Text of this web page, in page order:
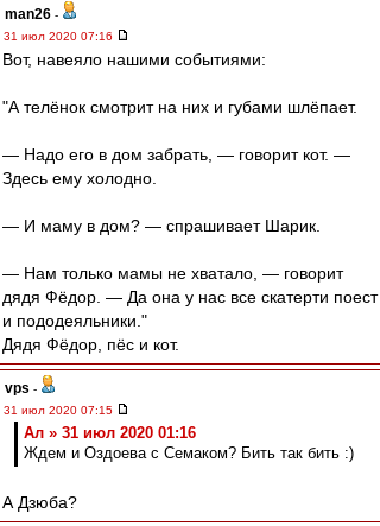
man26 -
31 июл 2020 07:16
Вот, навеяло нашими событиями:
"А телёнок смотрит на них и губами шлёпает.
— Надо его в дом забрать, — говорит кот. —
Здесь ему холодно.
— И маму в дом? — спрашивает Шарик.
— Нам только мамы не хватало, — говорит
дядя Фёдор. — Да она у нас все скатерти поест
и пододеяльники."
Дядя Фёдор, пёс и кот.
vps -
31 июл 2020 07:15
Ал » 31 июл 2020 01:16
Ждем и Оздоева с Семаком? Бить так бить :)
А Дзюба?